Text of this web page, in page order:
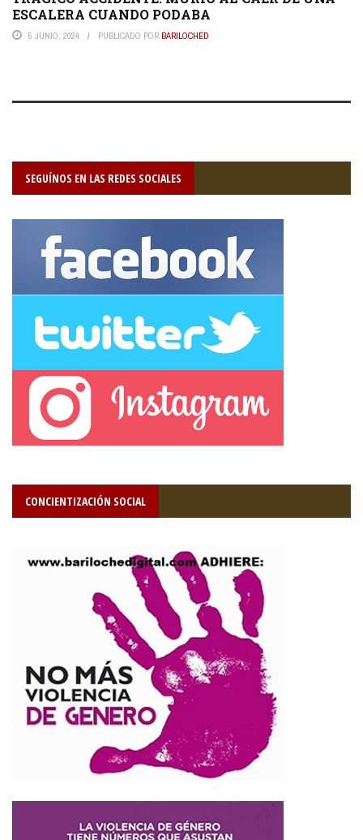
ESCALERA CUANDO PODABA
5 JUNIO, 2024 PUBLICADO POR BARILOCHED
SEGUÍNOS EN LAS REDES SOCIALES
CONCIENTIZACIÓN SOCIAL